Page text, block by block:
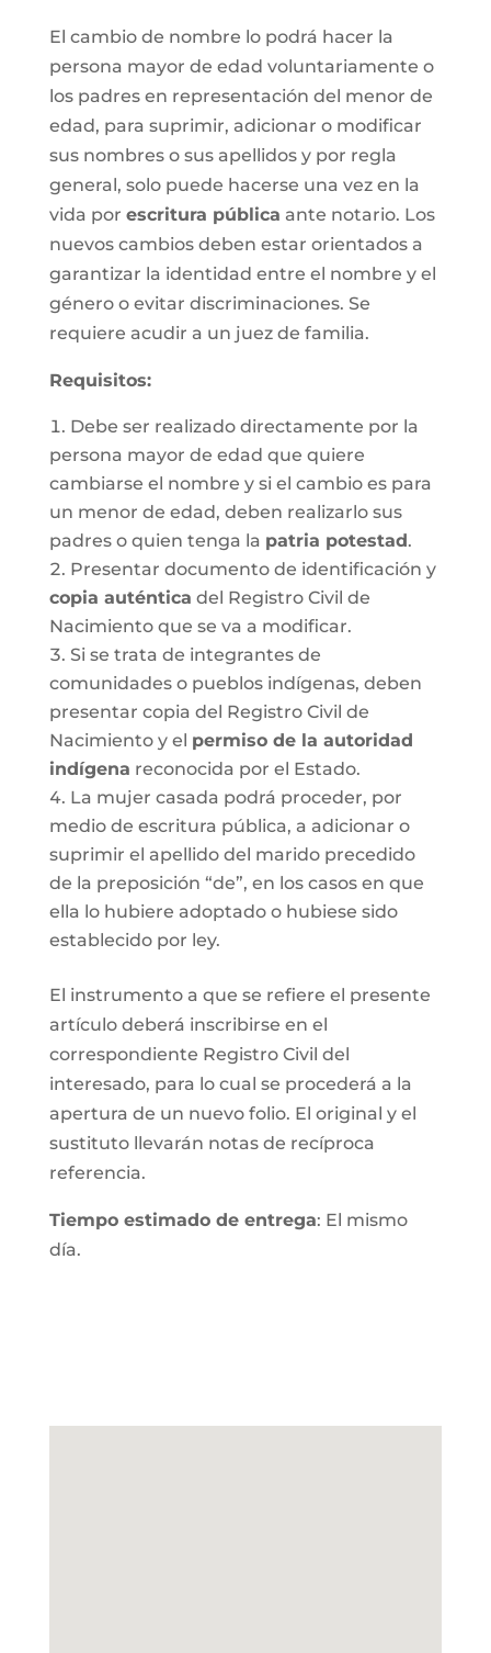
El cambio de nombre lo podrá hacer la
persona mayor de edad voluntariamente o
los padres en representación del menor de
edad, para suprimir, adicionar o modificar
sus nombres o sus apellidos y por regla
general, solo puede hacerse una vez en la
vida por escritura pública ante notario. Los
nuevos cambios deben estar orientados a
garantizar la identidad entre el nombre y el
género o evitar discriminaciones. Se
requiere acudir a un juez de familia.
Requisitos:
Debe ser realizado directamente por la
persona mayor de edad que quiere
cambiarse el nombre y si el cambio es para
un menor de edad, deben realizarlo sus
padres o quien tenga la patria potestad.
Presentar documento de identificación y
copia auténtica del Registro Civil de
Nacimiento que se va a modificar.
Si se trata de integrantes de
comunidades o pueblos indígenas, deben
presentar copia del Registro Civil de
Nacimiento y el permiso de la autoridad
indígena reconocida por el Estado.
La mujer casada podrá proceder, por
medio de escritura pública, a adicionar o
suprimir el apellido del marido precedido
de la preposición “de”, en los casos en que
ella lo hubiere adoptado o hubiese sido
establecido por ley.
El instrumento a que se refiere el presente
artículo deberá inscribirse en el
correspondiente Registro Civil del
interesado, para lo cual se procederá a la
apertura de un nuevo folio. El original y el
sustituto llevarán notas de recíproca
referencia.
Tiempo estimado de entrega: El mismo
día.